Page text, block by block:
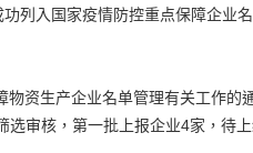
列入国家疫情防控重点保障企业
资生产企业名单管理有关工作的
审核，第一批上报企业4家，待